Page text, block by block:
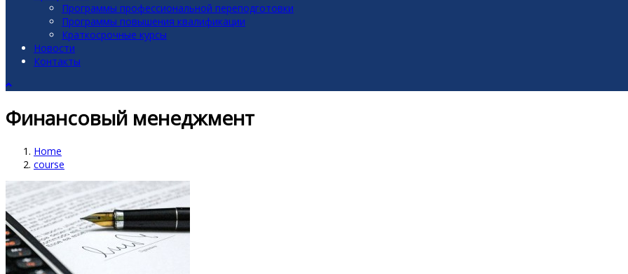
Программы профессиональной переподготовки
Программы повышения квалификации
Краткосрочные курсы
Новости
Контакты
Финансовый менеджмент
Home
course